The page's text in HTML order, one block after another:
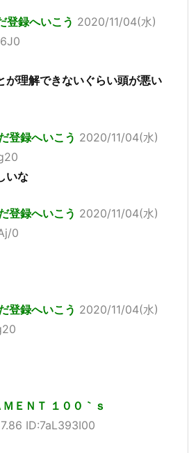
登録へいこう 2020/11/04(水)
が理解できないぐらい頭が悪い
登録へいこう 2020/11/04(水)
いな
登録へいこう 2020/11/04(水)
0
登録へいこう 2020/11/04(水)
ＥＮＴ １００｀ｓ
ID:7aL393I00